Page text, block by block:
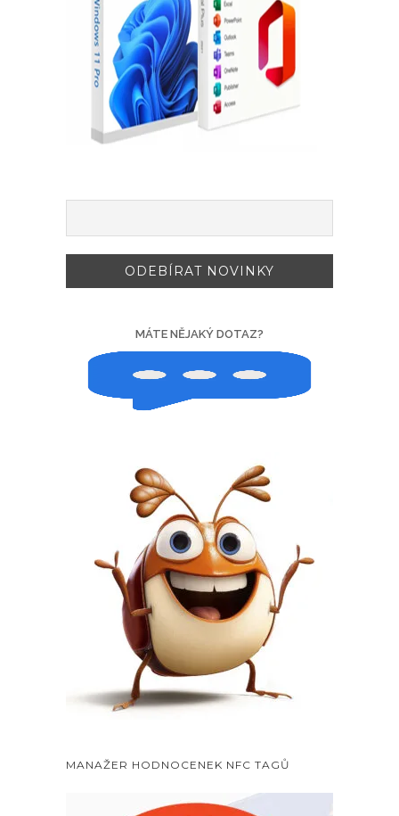
MÁTE NĚJAKÝ DOTAZ?
MANAŽER HODNOCENEK NFC TAGŮ